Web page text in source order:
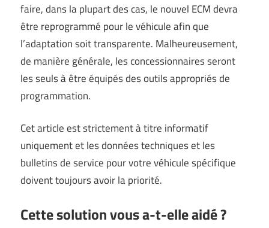
faire, dans la plupart des cas, le nouvel ECM devra
être reprogrammé pour le véhicule afin que
l’adaptation soit transparente. Malheureusement,
de manière générale, les concessionnaires seront
les seuls à être équipés des outils appropriés de
programmation.
Cet article est strictement à titre informatif
uniquement et les données techniques et les
bulletins de service pour votre véhicule spécifique
doivent toujours avoir la priorité.
Cette solution vous a-t-elle aidé ?